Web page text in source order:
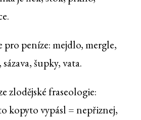
pro peníze: mejdlo, mergle,
šupky, vata.
zlodějské fraseologie:
kopyto vypásl = nepřiznej,